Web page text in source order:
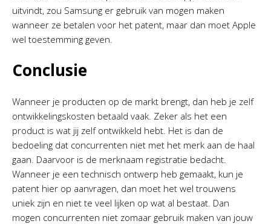
uitvindt, zou Samsung er gebruik van mogen maken
wanneer ze betalen voor het patent, maar dan moet Apple
wel toestemming geven.
Conclusie
Wanneer je producten op de markt brengt, dan heb je zelf
ontwikkelingskosten betaald vaak. Zeker als het een
product is wat jij zelf ontwikkeld hebt. Het is dan de
bedoeling dat concurrenten niet met het merk aan de haal
gaan. Daarvoor is de merknaam registratie bedacht.
Wanneer je een technisch ontwerp heb gemaakt, kun je
patent hier op aanvragen, dan moet het wel trouwens
uniek zijn en niet te veel lijken op wat al bestaat. Dan
mogen concurrenten niet zomaar gebruik maken van jouw